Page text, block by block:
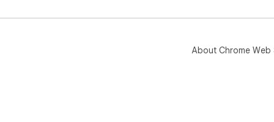
About Chrome Web